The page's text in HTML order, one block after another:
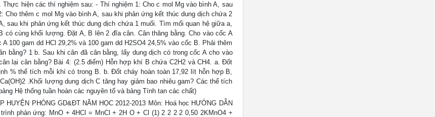
hiện các thí nghiệm sau: - Thí nghiệm 1: Cho c mol Mg vào bình A, sau
Cho thêm c mol Mg vào bình A, sau khi phản ứng kết thúc dung dịch chứa 2
sau khi phản ứng kết thúc dung dịch chứa 1 muối. Tìm mối quan hệ giữa a,
có cùng khối lượng. Đặt A, B lên 2 đĩa cân. Cân thăng bằng. Cho vào cốc A
100 gam dd HCl 29,2% và 100 gam dd H2SO4 24,5% vào cốc B. Phải thêm
bằng? 1 b. Sau khi cân đã cân bằng, lấy dung dịch có trong cốc A cho vào
lại cân bằng? Bài 4: (2.5 điểm) Hỗn hợp khí B chứa C2H2 và CH4. a. Đốt
% thể tích mỗi khí có trong B. b. Đốt cháy hoàn toàn 17,92 lít hỗn hợp B,
.Khối lượng dung dịch C tăng hay giảm bao nhiêu gam? Các thể tích
Hệ thống tuần hoàn các nguyên tố và bảng Tính tan các chất)
PHÒNG GD&ĐT NĂM HỌC 2012-2013 Môn: Hoá học HƯỚNG DẪN
phản ứng: MnO + 4HCl = MnCl + 2H O + Cl (1) 2 2 2 2 0,50 2KMnO4 +